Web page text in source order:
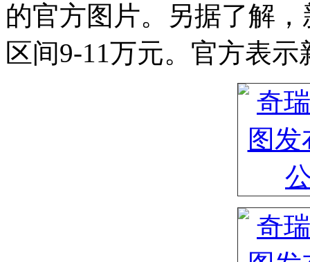
的官方图片。另据了解
区间9-11万元。官方表